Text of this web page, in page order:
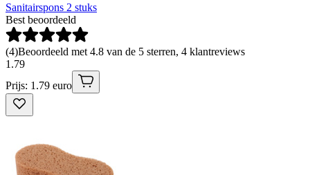
Sanitairspons 2 stuks
Best beoordeeld
(4)Beoordeeld met 4.8 van de 5 sterren, 4 klantreviews
1 .79
Prijs: 1.79 euro